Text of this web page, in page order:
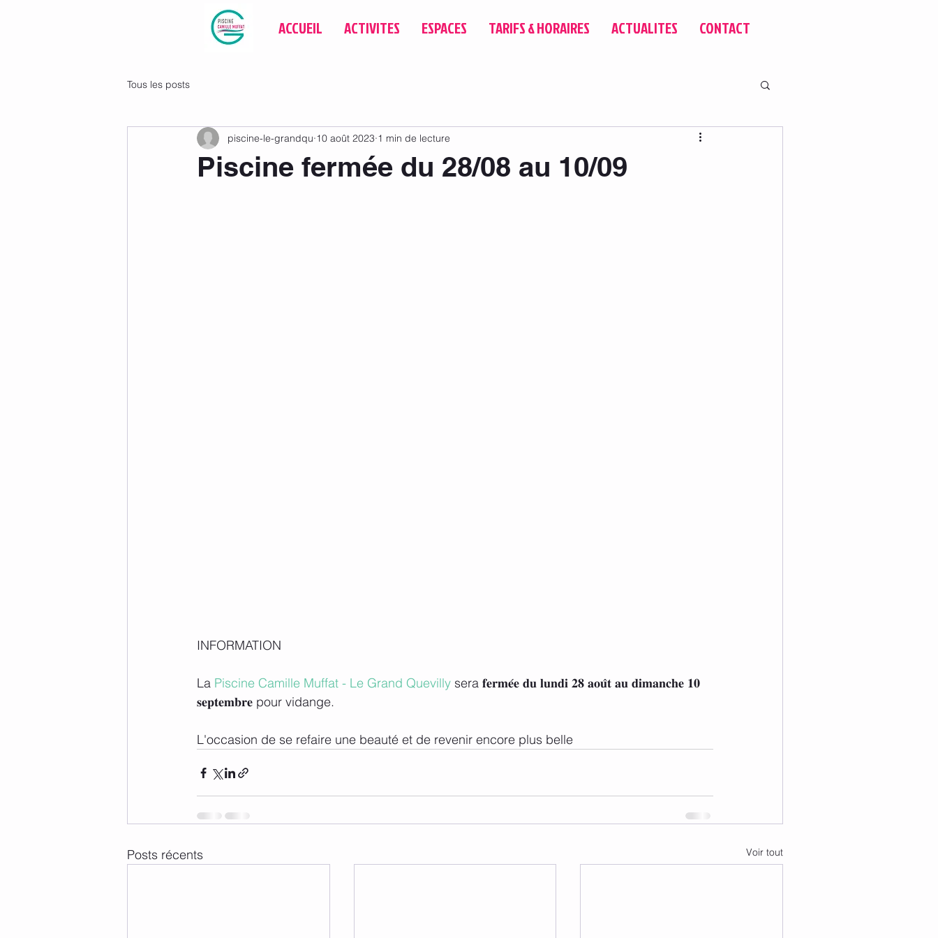
ACCUEIL ACTIVITES ESPACES TARIFS & HORAIRES ACTUALITES CONTACT
Tous les posts
Piscine fermée du 28/08 au 10/09
piscine-le-grandqu 10 août 2023 1 min de lecture
INFORMATION
La Piscine Camille Muffat - Le Grand Quevilly sera 𝐟𝐞𝐫𝐦𝐞́𝐞 𝐝𝐮 𝐥𝐮𝐧𝐝𝐢 𝟐𝟖 𝐚𝐨𝐮̂𝐭 𝐚𝐮 𝐝𝐢𝐦𝐚𝐧𝐜𝐡𝐞 𝟏𝟎
𝐬𝐞𝐩𝐭𝐞𝐦𝐛𝐫𝐞 pour vidange.
L'occasion de se refaire une beauté et de revenir encore plus belle
Posts récents Voir tout